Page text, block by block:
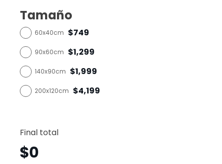
Tamaño
60x40cm $749
90x60cm $1,299
140x90cm $1,999
200x120cm $4,199
Final total
$0